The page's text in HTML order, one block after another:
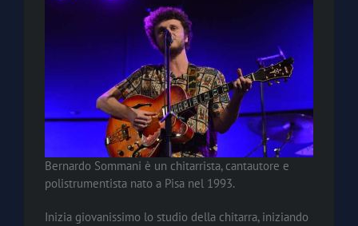
Bernardo Sommani è un chitarrista, cantautore e
polistrumentista nato a Pisa nel 1993.
Inizia giovanissimo lo studio della chitarra, iniziando